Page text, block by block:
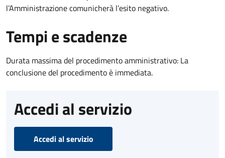
l’Amministrazione comunicherà l’esito negativo.
Tempi e scadenze
Durata massima del procedimento amministrativo: La
conclusione del procedimento è immediata.
Accedi al servizio
Accedi al servizio